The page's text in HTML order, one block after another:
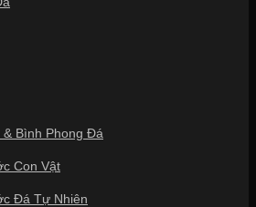
Bình Phong Đá
Con Vật
Đá Tự Nhiên